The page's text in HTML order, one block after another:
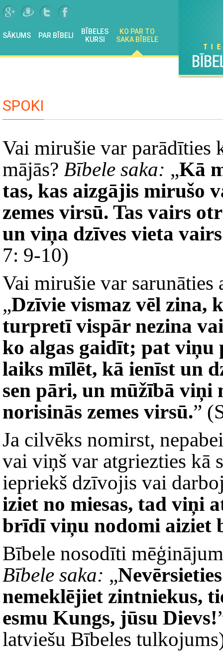
SĀKUMS PAR BĪBELI
BĪBELES
KURSI
KO PAR TO
SAKA BĪBELE
SPOKI
Vai mirušie var parādīties
mājās? Bībele saka: „Kā
tas, kas aizgājis mirušo
zemes virsū. Tas vairs
un viņa dzīves vieta
7: 9-10)
Vai mirušie var
„Dzīvie vismaz vēl zina,
turpretī vispār nezina
ko algas gaidīt; pat viņu
laiks mīlēt, kā ienīst un
sen pāri, un mūžībā viņi
norisinās zemes virsū.”
Ja cilvēks nomirst,
vai viņš var atgriezties kā
iepriekš dzīvojis vai
iziet no miesas, tad viņi
brīdī viņu nodomi aiziet
Bībele nosodīti
Bībele saka: „
nemeklējiet zintniekus,
esmu Kungs, jūsu Dievs!
latviešu Bībeles